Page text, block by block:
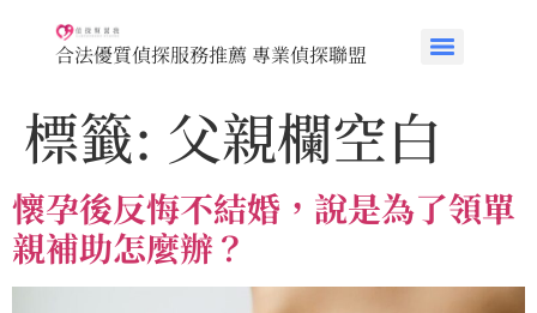
合法優質偵探服務推薦 專業偵探聯盟
標籤: 父親欄空白
懷孕後反悔不結婚，說是為了領單
親補助怎麼辦？